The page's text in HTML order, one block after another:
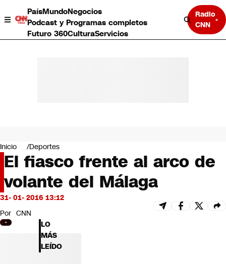
PaísMundoNegocios
Podcast y Programas completos
Futuro 360CulturaServicios
Radio
CNN
Negocios
Deportes
Programas completos
Cultura
Servicios
Bits
CNN Data
CNN tiempo
Futuro 360
Inicio Deportes
El fiasco frente al arco de
volante del Málaga
31- 01- 2016 13:12
Por CNN
LO
MÁS
LEÍDO